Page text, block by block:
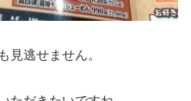
見逃せません。